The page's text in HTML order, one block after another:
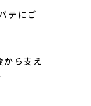
テにご
から支え